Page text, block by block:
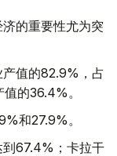
的重要性尤为突
值的82.9%，占
的36.4%。
和27.9%。
到67.4%；卡拉干